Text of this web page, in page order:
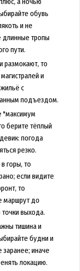
обувь
и не
длинные тропы
пути.
размокают, то
и
с
подъездом.
"максимум
берите тёплый
погода
резко.
горы, то
если видите
то
маршрут до
выхода.
тишина и
будни и
заранее; иначе
локацию.